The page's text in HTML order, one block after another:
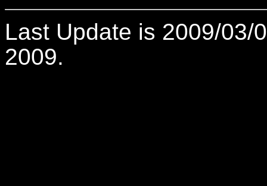
Last Update is 2009/03/
2009.